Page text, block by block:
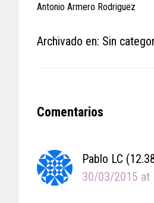
Antonio Armero Rodriguez
Archivado en: Sin
Reader
Comentarios
Pablo LC
30/03/2015 at